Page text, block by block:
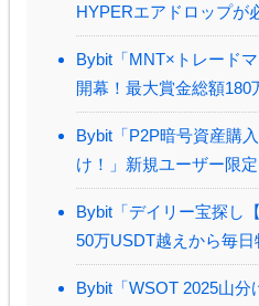
HYPERエアドロップが
Bybit「MNT×トレード
開幕！最大賞金総額180
Bybit「P2P暗号資産購
け！」新規ユーザー限
Bybit「デイリー宝探し
50万USDT越えから毎日
Bybit「WSOT 2025山